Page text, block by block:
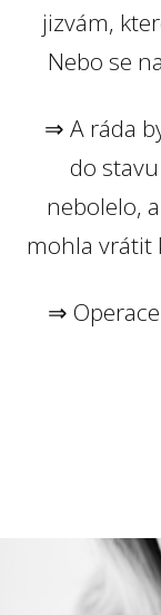
jizvám,
Nebo se
⇒ A ráda
do
nebolelo,
mohla vrátit
⇒